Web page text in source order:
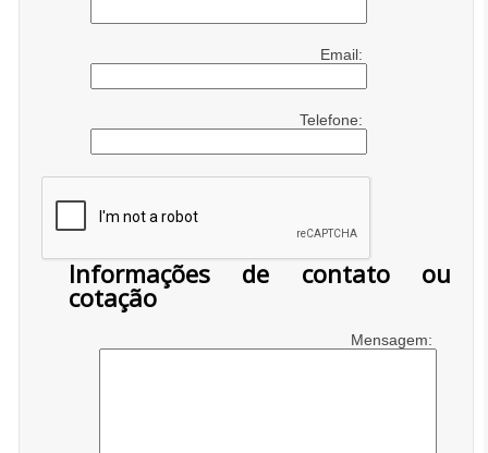
Email:
Telefone:
Informações de contato ou
cotação
Mensagem: